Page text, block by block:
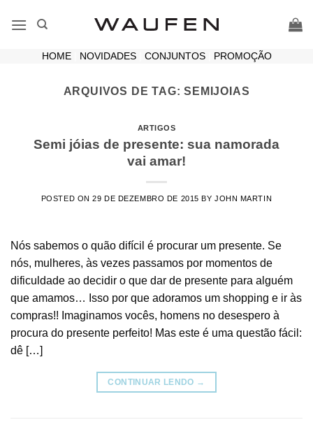
HOME| NOVIDADES| CONJUNTOS| PROMOÇÃO
ARQUIVOS DE TAG:SEMIJOIAS
ARTIGOS
Semi jóias de presente: sua namorada
vai amar!
POSTED ON29 DE DEZEMBRO DE 2015 BY JOHN MARTIN
Nós sabemos o quão difícil é procurar um presente. Se
nós, mulheres, às vezes passamos por momentos de
dificuldade ao decidir o que dar de presente para alguém
que amamos… Isso por que adoramos um shopping e ir às
compras!! Imaginamos vocês, homens no desespero à
procura do presente perfeito! Mas este é uma questão fácil:
dê […]
CONTINUAR LENDO →